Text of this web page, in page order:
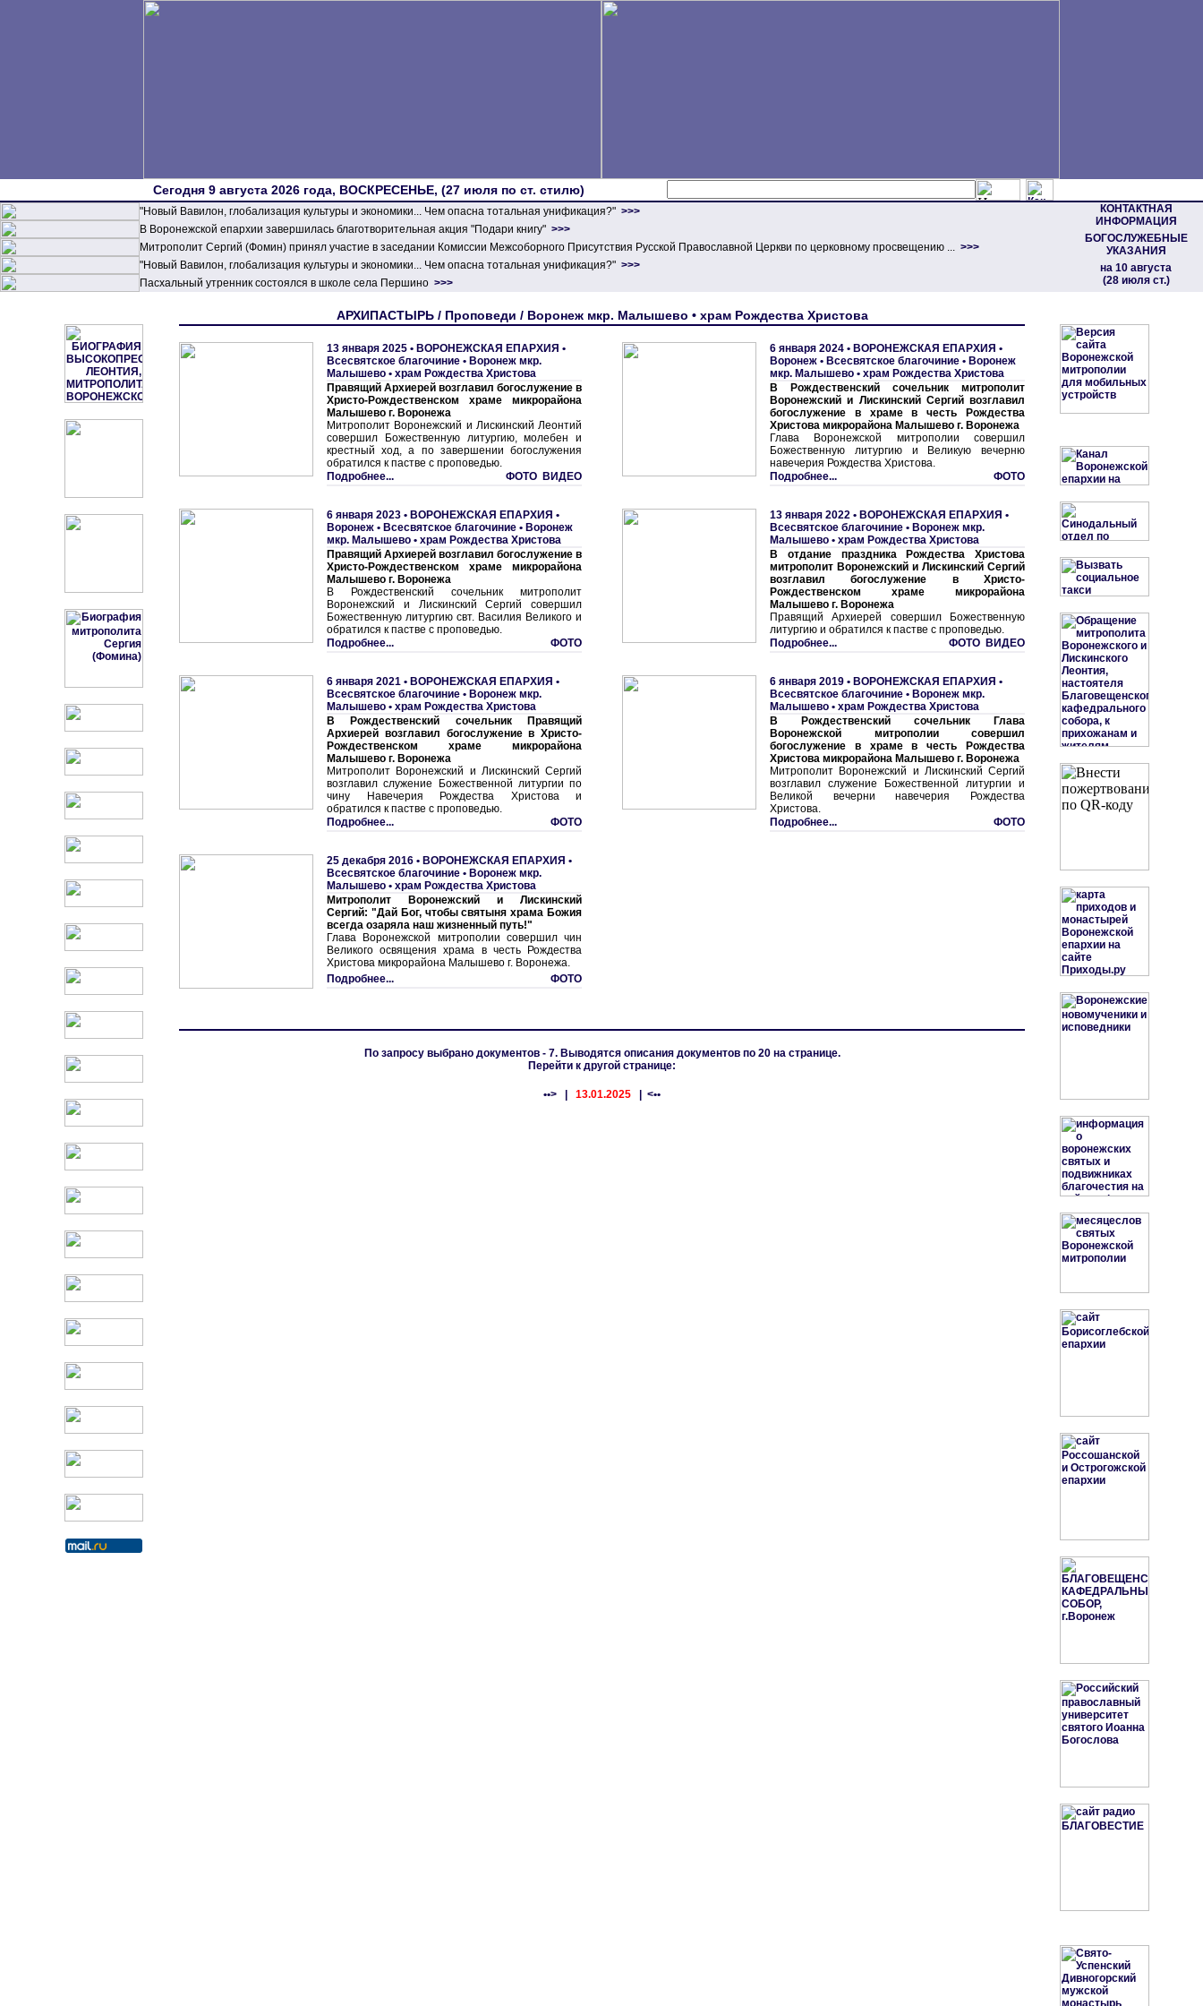
Сегодня 9 августа 2026 года, ВОСКРЕСЕНЬЕ, (27 июля по ст. стилю)
"Новый Вавилон, глобализация культуры и экономики... Чем опасна тотальная унификация?" >>>
КОНТАКТНАЯ
ИНФОРМАЦИЯ
БОГОСЛУЖЕБНЫЕ
УКАЗАНИЯ
на 10 августа
(28 июля ст.)
В Воронежской епархии завершилась благотворительная акция "Подари книгу" >>>
Митрополит Сергий (Фомин) принял участие в заседании Комиссии Межсоборного Присутствия Русской Православной Церкви по церковному просвещению ... >>>
"Новый Вавилон, глобализация культуры и экономики... Чем опасна тотальная унификация?" >>>
Пасхальный утренник состоялся в школе села Першино >>>
АРХИПАСТЫРЬ / Проповеди / Воронеж мкр. Малышево • храм Рождества Христова
13 января 2025 • ВОРОНЕЖСКАЯ ЕПАРХИЯ •
Всесвятское благочиние • Воронеж мкр.
Малышево • храм Рождества Христова
Правящий Архиерей возглавил богослужение в
Христо-Рождественском храме микрорайона
Малышево г. Воронежа
Митрополит Воронежский и Лискинский Леонтий
совершил Божественную литургию, молебен и
крестный ход, а по завершении богослужения
обратился к пастве с проповедью.
Подробнее...
ФОТО ВИДЕО
6 января 2023 • ВОРОНЕЖСКАЯ ЕПАРХИЯ •
Воронеж • Всесвятское благочиние • Воронеж
мкр. Малышево • храм Рождества Христова
Правящий Архиерей возглавил богослужение в
Христо-Рождественском храме микрорайона
Малышево г. Воронежа
В Рождественский сочельник митрополит
Воронежский и Лискинский Сергий совершил
Божественную литургию свт. Василия Великого и
обратился к пастве с проповедью.
Подробнее...
ФОТО
6 января 2021 • ВОРОНЕЖСКАЯ ЕПАРХИЯ •
Всесвятское благочиние • Воронеж мкр.
Малышево • храм Рождества Христова
В Рождественский сочельник Правящий
Архиерей возглавил богослужение в Христо-
Рождественском храме микрорайона
Малышево г. Воронежа
Митрополит Воронежский и Лискинский Сергий
возглавил служение Божественной литургии по
чину Навечерия Рождества Христова и
обратился к пастве с проповедью.
Подробнее...
ФОТО
25 декабря 2016 • ВОРОНЕЖСКАЯ ЕПАРХИЯ •
Всесвятское благочиние • Воронеж мкр.
Малышево • храм Рождества Христова
Митрополит Воронежский и Лискинский
Сергий: "Дай Бог, чтобы святыня храма Божия
всегда озаряла наш жизненный путь!"
Глава Воронежской митрополии совершил чин
Великого освящения храма в честь Рождества
Христова микрорайона Малышево г. Воронежа.
Подробнее...
ФОТО
6 января 2024 • ВОРОНЕЖСКАЯ ЕПАРХИЯ •
Воронеж • Всесвятское благочиние • Воронеж
мкр. Малышево • храм Рождества Христова
В Рождественский сочельник митрополит
Воронежский и Лискинский Сергий возглавил
богослужение в храме в честь Рождества
Христова микрорайона Малышево г. Воронежа
Глава Воронежской митрополии совершил
Божественную литургию и Великую вечерню
навечерия Рождества Христова.
Подробнее...
ФОТО
13 января 2022 • ВОРОНЕЖСКАЯ ЕПАРХИЯ •
Всесвятское благочиние • Воронеж мкр.
Малышево • храм Рождества Христова
В отдание праздника Рождества Христова
митрополит Воронежский и Лискинский Сергий
возглавил богослужение в Христо-
Рождественском храме микрорайона
Малышево г. Воронежа
Правящий Архиерей совершил Божественную
литургию и обратился к пастве с проповедью.
Подробнее...
ФОТО ВИДЕО
6 января 2019 • ВОРОНЕЖСКАЯ ЕПАРХИЯ •
Всесвятское благочиние • Воронеж мкр.
Малышево • храм Рождества Христова
В Рождественский сочельник Глава
Воронежской митрополии совершил
богослужение в храме в честь Рождества
Христова микрорайона Малышево г. Воронежа
Митрополит Воронежский и Лискинский Сергий
возглавил служение Божественной литургии и
Великой вечерни навечерия Рождества
Христова.
Подробнее...
ФОТО
По запросу выбрано документов - 7. Выводятся описания документов по 20 на странице.
Перейти к другой странице:
••> 13.01.2025 | <••